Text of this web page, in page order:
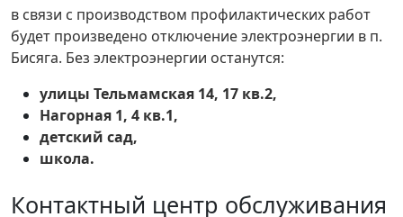
в связи с производством профилактических работ
будет произведено отключение электроэнергии в п.
Бисяга. Без электроэнергии останутся:
улицы Тельмамская 14, 17 кв.2,
Нагорная 1, 4 кв.1,
детский сад,
школа.
Контактный центр обслуживания